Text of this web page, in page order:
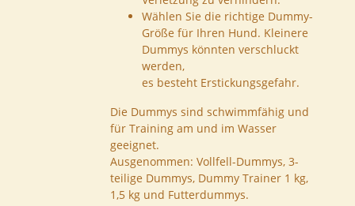
Wählen Sie die richtige Dummy-
Größe für Ihren Hund. Kleinere
Dummys könnten verschluckt
werden,
es besteht Erstickungsgefahr.
Die Dummys sind schwimmfähig und
für Training am und im Wasser
geeignet.
Ausgenommen: Vollfell-Dummys, 3-
teilige Dummys, Dummy Trainer 1 kg,
1,5 kg und Futterdummys.